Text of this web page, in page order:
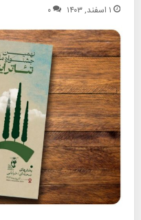
۱ اسفند, ۱۴۰۳ ۰